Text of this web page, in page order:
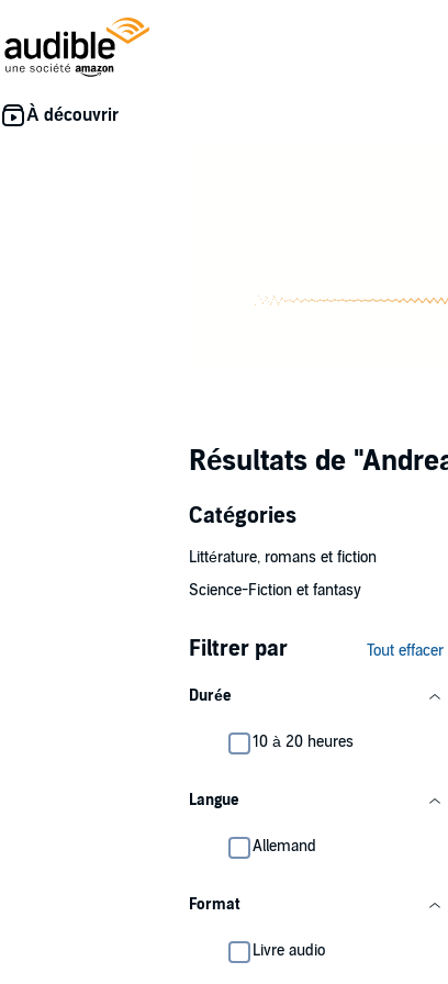
Résultats de
Catégories
Littérature, romans et fiction
Science-Fiction et fantasy
Filtrer par Tout effacer
Durée
10 à 20 heures
Langue
Allemand
Format
Livre audio